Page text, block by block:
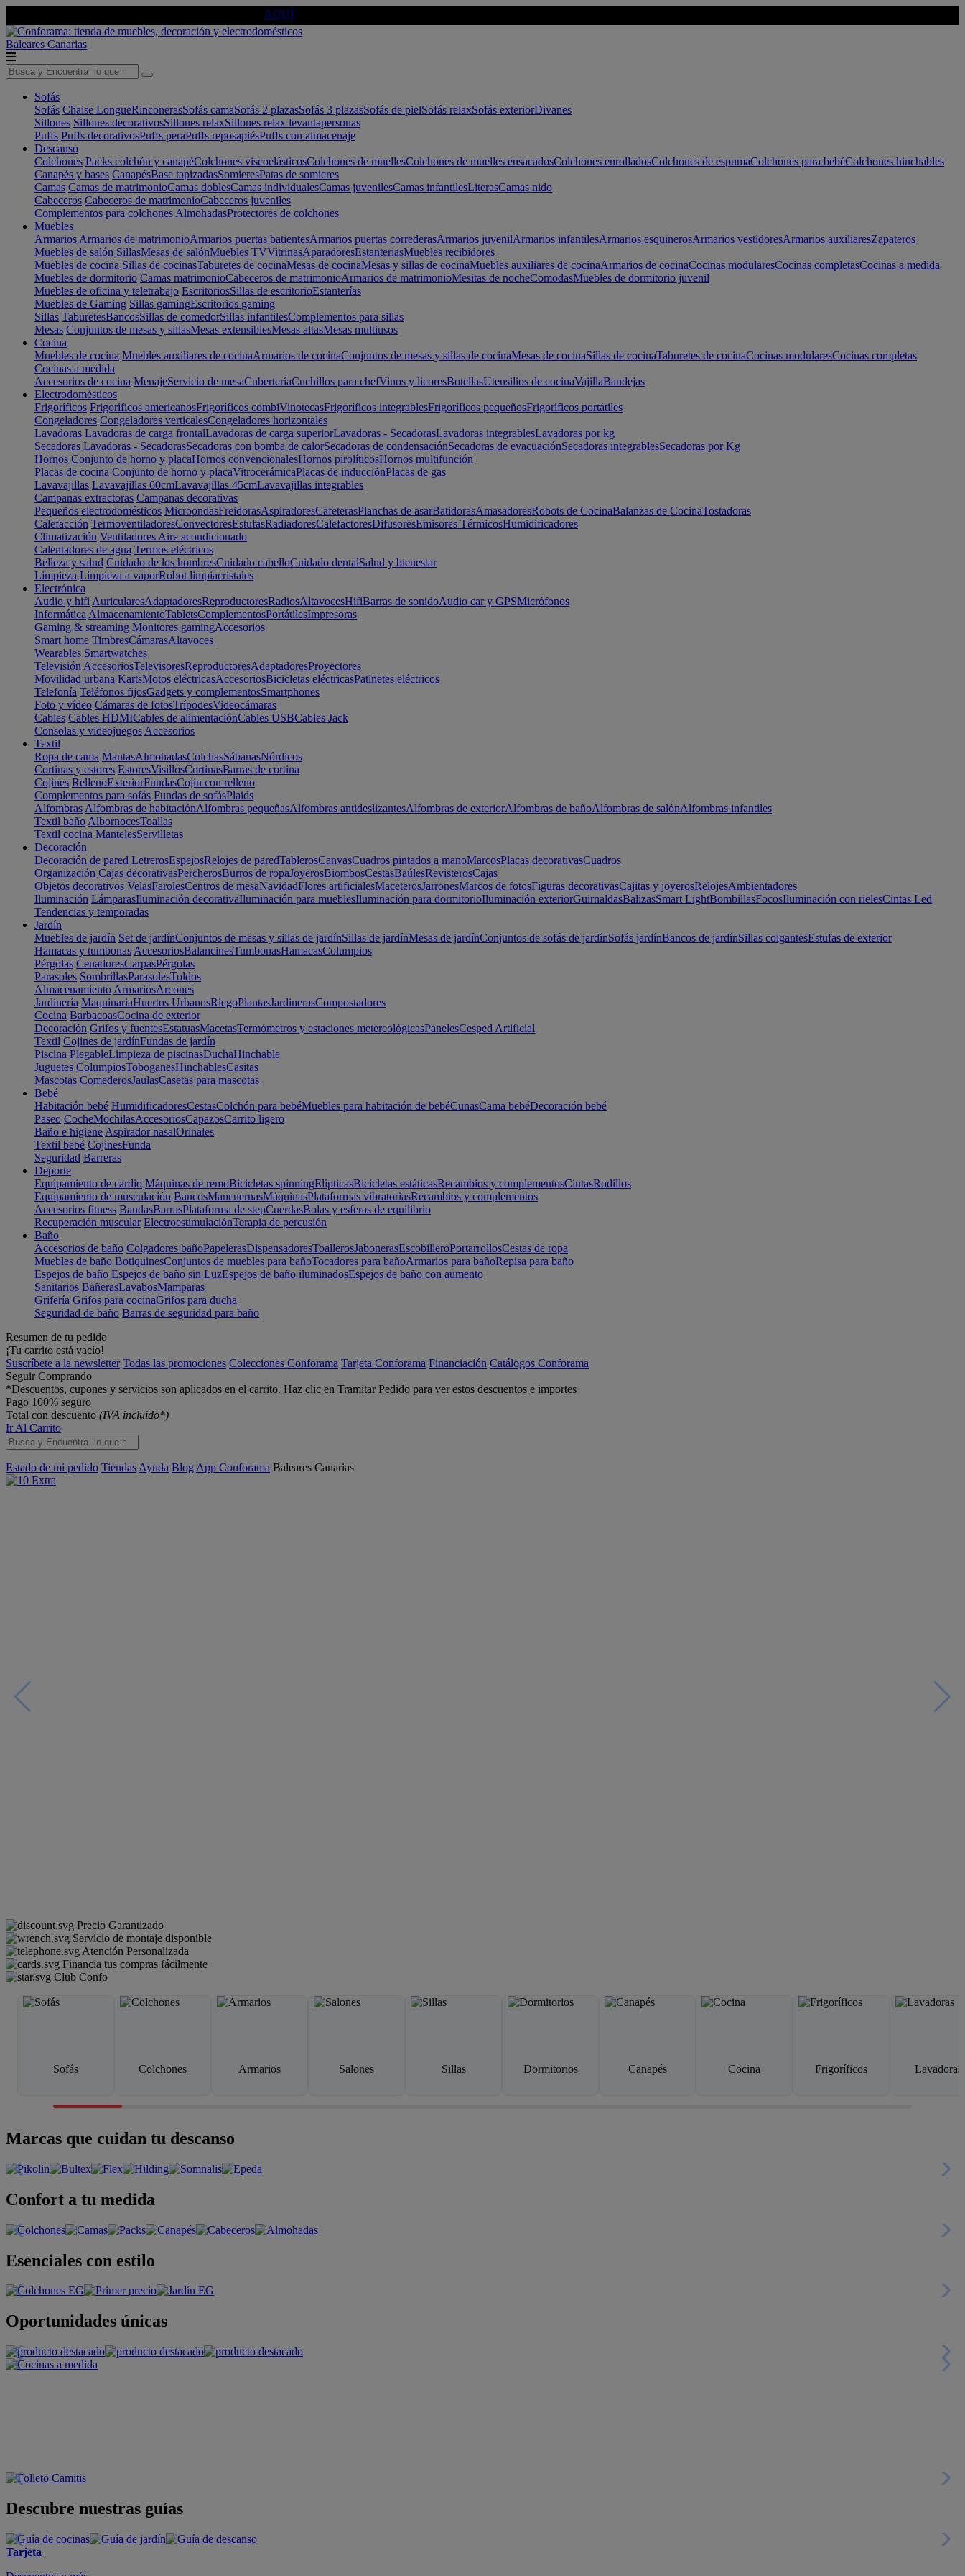
AQUÍ
Baleares Canarias
Sofás
Sofás Chaise LongueRinconerasSofás camaSofás 2 plazasSofás 3 plazasSofás de pielSofás relaxSofás exteriorDivanes
Sillones Sillones decorativosSillones relaxSillones relax levantapersonas
Puffs Puffs decorativosPuffs peraPuffs reposapiésPuffs con almacenaje
Descanso
Colchones Packs colchón y canapéColchones viscoelásticosColchones de muellesColchones de muelles ensacadosColchones enrolladosColchones de espumaColchones para bebéColchones hinchables
Canapés y bases CanapésBase tapizadasSomieresPatas de somieres
Camas Camas de matrimonioCamas doblesCamas individualesCamas juvenilesCamas infantilesLiterasCamas nido
Cabeceros Cabeceros de matrimonioCabeceros juveniles
Complementos para colchones AlmohadasProtectores de colchones
Muebles
Armarios Armarios de matrimonioArmarios puertas batientesArmarios puertas correderasArmarios juvenilArmarios infantilesArmarios esquinerosArmarios vestidoresArmarios auxiliaresZapateros
Muebles de salón SillasMesas de salónMuebles TVVitrinasAparadoresEstanteriasMuebles recibidores
Muebles de cocina Sillas de cocinasTaburetes de cocinaMesas de cocinaMesas y sillas de cocinaMuebles auxiliares de cocinaArmarios de cocinaCocinas modularesCocinas completasCocinas a medida
Muebles de dormitorio Camas matrimonioCabeceros de matrimonioArmarios de matrimonioMesitas de nocheComodasMuebles de dormitorio juvenil
Muebles de oficina y teletrabajo EscritoriosSillas de escritorioEstanterías
Muebles de Gaming Sillas gamingEscritorios gaming
Sillas TaburetesBancosSillas de comedorSillas infantilesComplementos para sillas
Mesas Conjuntos de mesas y sillasMesas extensiblesMesas altasMesas multiusos
Cocina
Muebles de cocina Muebles auxiliares de cocinaArmarios de cocinaConjuntos de mesas y sillas de cocinaMesas de cocinaSillas de cocinaTaburetes de cocinaCocinas modularesCocinas completas
Cocinas a medida
Accesorios de cocina MenajeServicio de mesaCuberteríaCuchillos para chefVinos y licoresBotellasUtensilios de cocinaVajillaBandejas
Electrodomésticos
Frigoríficos Frigoríficos americanosFrigoríficos combiVinotecasFrigoríficos integrablesFrigoríficos pequeñosFrigoríficos portátiles
Congeladores Congeladores verticalesCongeladores horizontales
Lavadoras Lavadoras de carga frontalLavadoras de carga superiorLavadoras - SecadorasLavadoras integrablesLavadoras por kg
Secadoras Lavadoras - SecadorasSecadoras con bomba de calorSecadoras de condensaciónSecadoras de evacuaciónSecadoras integrablesSecadoras por Kg
Hornos Conjunto de horno y placaHornos convencionalesHornos pirolíticosHornos multifunción
Placas de cocina Conjunto de horno y placaVitrocerámicaPlacas de inducciónPlacas de gas
Lavavajillas Lavavajillas 60cmLavavajillas 45cmLavavajillas integrables
Campanas extractoras Campanas decorativas
Pequeños electrodomésticos MicroondasFreidorasAspiradoresCafeterasPlanchas de asarBatidorasAmasadoresRobots de CocinaBalanzas de CocinaTostadoras
Calefacción TermoventiladoresConvectoresEstufasRadiadoresCalefactoresDifusoresEmisores TérmicosHumidificadores
Climatización Ventiladores Aire acondicionado
Calentadores de agua Termos eléctricos
Belleza y salud Cuidado de los hombresCuidado cabelloCuidado dentalSalud y bienestar
Limpieza Limpieza a vaporRobot limpiacristales
Electrónica
Audio y hifi AuricularesAdaptadoresReproductoresRadiosAltavocesHifiBarras de sonidoAudio car y GPSMicrófonos
Informática AlmacenamientoTabletsComplementosPortátilesImpresoras
Gaming & streaming Monitores gamingAccesorios
Smart home TimbresCámarasAltavoces
Wearables Smartwatches
Televisión AccesoriosTelevisoresReproductoresAdaptadoresProyectores
Movilidad urbana KartsMotos eléctricasAccesoriosBicicletas eléctricasPatinetes eléctricos
Telefonía Teléfonos fijosGadgets y complementosSmartphones
Foto y vídeo Cámaras de fotosTrípodesVideocámaras
Cables Cables HDMICables de alimentaciónCables USBCables Jack
Consolas y videojuegos Accesorios
Textil
Ropa de cama MantasAlmohadasColchasSábanasNórdicos
Cortinas y estores EstoresVisillosCortinasBarras de cortina
Cojines RellenoExteriorFundasCojín con relleno
Complementos para sofás Fundas de sofásPlaids
Alfombras Alfombras de habitaciónAlfombras pequeñasAlfombras antideslizantesAlfombras de exteriorAlfombras de bañoAlfombras de salónAlfombras infantiles
Textil baño AlbornocesToallas
Textil cocina MantelesServilletas
Decoración
Decoración de pared LetrerosEspejosRelojes de paredTablerosCanvasCuadros pintados a manoMarcosPlacas decorativasCuadros
Organización Cajas decorativasPercherosBurros de ropaJoyerosBiombosCestasBaúlesRevisterosCajas
Objetos decorativos VelasFarolesCentros de mesaNavidadFlores artificialesMaceterosJarronesMarcos de fotosFiguras decorativasCajitas y joyerosRelojesAmbientadores
Iluminación LámparasIluminación decorativaIluminación para mueblesIluminación para dormitorioIluminación exteriorGuirnaldasBalizasSmart LightBombillasFocosIluminación con rielesCintas Led
Tendencias y temporadas
Jardín
Muebles de jardín Set de jardínConjuntos de mesas y sillas de jardínSillas de jardínMesas de jardínConjuntos de sofás de jardínSofás jardínBancos de jardínSillas colgantesEstufas de exterior
Hamacas y tumbonas AccesoriosBalancinesTumbonasHamacasColumpios
Pérgolas CenadoresCarpasPérgolas
Parasoles SombrillasParasolesToldos
Almacenamiento ArmariosArcones
Jardinería MaquinariaHuertos UrbanosRiegoPlantasJardinerasCompostadores
Cocina BarbacoasCocina de exterior
Decoración Grifos y fuentesEstatuasMacetasTermómetros y estaciones metereológicasPanelesCesped Artificial
Textil Cojines de jardínFundas de jardín
Piscina PlegableLimpieza de piscinasDuchaHinchable
Juguetes ColumpiosToboganesHinchablesCasitas
Mascotas ComederosJaulasCasetas para mascotas
Bebé
Habitación bebé HumidificadoresCestasColchón para bebéMuebles para habitación de bebéCunasCama bebéDecoración bebé
Paseo CocheMochilasAccesoriosCapazosCarrito ligero
Baño e higiene Aspirador nasalOrinales
Textil bebé CojinesFunda
Seguridad Barreras
Deporte
Equipamiento de cardio Máquinas de remoBicicletas spinningElípticasBicicletas estáticasRecambios y complementosCintasRodillos
Equipamiento de musculación BancosMancuernasMáquinasPlataformas vibratoriasRecambios y complementos
Accesorios fitness BandasBarrasPlataforma de stepCuerdasBolas y esferas de equilibrio
Recuperación muscular ElectroestimulaciónTerapia de percusión
Baño
Accesorios de baño Colgadores bañoPapelerasDispensadoresToallerosJabonerasEscobilleroPortarrollosCestas de ropa
Muebles de baño BotiquinesConjuntos de muebles para bañoTocadores para bañoArmarios para bañoRepisa para baño
Espejos de baño Espejos de baño sin LuzEspejos de baño iluminadosEspejos de baño con aumento
Sanitarios BañerasLavabosMamparas
Grifería Grifos para cocinaGrifos para ducha
Seguridad de baño Barras de seguridad para baño
Resumen de tu pedido
¡Tu carrito está vacío!
Suscríbete a la newsletter Todas las promociones Colecciones Conforama Tarjeta Conforama Financiación Catálogos Conforama
Seguir Comprando
*Descuentos, cupones y servicios son aplicados en el carrito. Haz clic en Tramitar Pedido para ver estos descuentos e importes
Pago 100% seguro
Total con descuento (IVA incluido*)
Ir Al Carrito
Estado de mi pedido Tiendas Ayuda Blog App Conforama Baleares Canarias
Precio Garantizado
Servicio de montaje disponible
Atención Personalizada
Financia tus compras fácilmente
Club Confo
Sofás Colchones Armarios Salones Sillas Dormitorios Canapés Cocina Frigoríficos Lavadoras
Marcas que cuidan tu descanso
Confort a tu medida
Esenciales con estilo
Oportunidades únicas
Descubre nuestras guías
Tarjeta